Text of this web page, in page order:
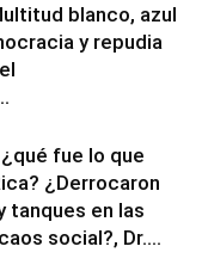
blanco, azul
y repudia
fue lo que
¿Derrocaron
tanques en las
social?, Dr....